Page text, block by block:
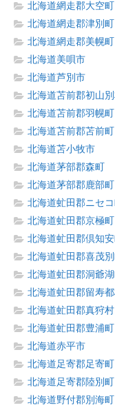
北海道網走郡大空町
北海道網走郡津別町
北海道網走郡美幌町
北海道美唄市
北海道芦別市
北海道苫前郡初山
北海道苫前郡羽幌町
北海道苫前郡苫前町
北海道苫小牧市
北海道茅部郡森町
北海道茅部郡鹿部町
北海道虻田郡ニセコ
北海道虻田郡京極町
北海道虻田郡倶知安
北海道虻田郡喜茂別
北海道虻田郡洞爺湖
北海道虻田郡留寿
北海道虻田郡真狩村
北海道虻田郡豊浦町
北海道赤平市
北海道足寄郡足寄町
北海道足寄郡陸別町
北海道野付郡別海町